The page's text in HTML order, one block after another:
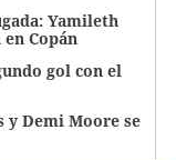
Yamileth
Copán
gol con el
y Demi Moore se